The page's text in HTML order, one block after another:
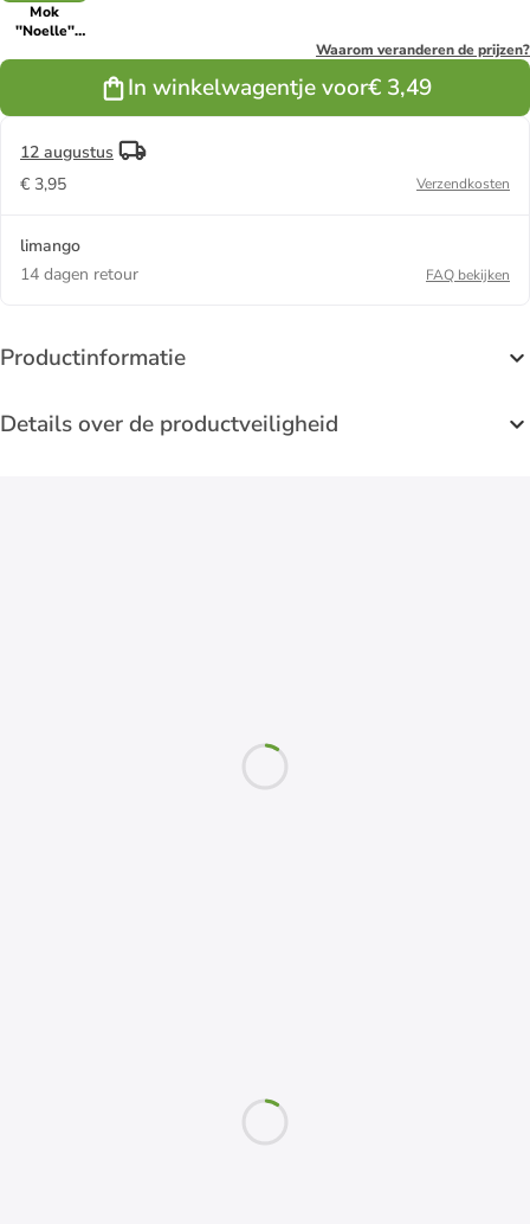
Mok
''Noelle''
Waarom veranderen de prijzen?
In winkelwagentje voor€ 3,49
12 augustus
€ 3,95
Verzendkosten
limango
14 dagen retour
FAQ bekijken
Productinformatie
Details over de productveiligheid